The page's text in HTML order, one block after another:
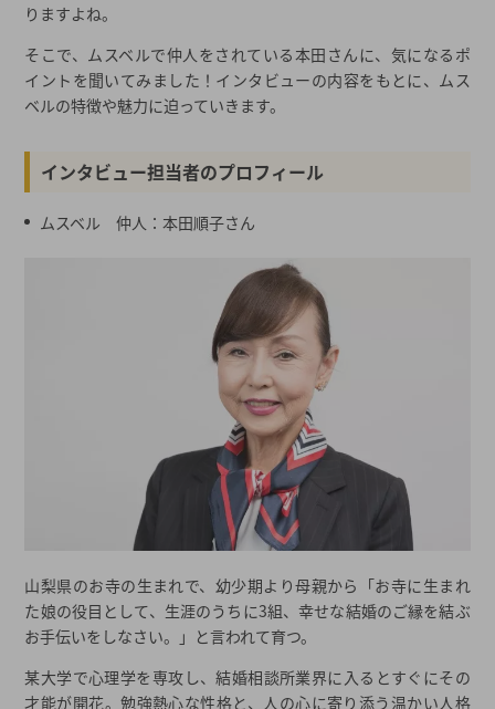
りますよね。
そこで、ムスベルで仲人をされている本田さんに、気になるポ
イントを聞いてみました！インタビューの内容をもとに、ムス
ベルの特徴や魅力に迫っていきます。
インタビュー担当者のプロフィール
ムスベル 仲人：本田順子さん
山梨県のお寺の生まれで、幼少期より母親から「お寺に生まれ
た娘の役目として、生涯のうちに3組、幸せな結婚のご縁を結ぶ
お手伝いをしなさい。」と言われて育つ。
某大学で心理学を専攻し、結婚相談所業界に入るとすぐにその
才能が開花。勉強熱心な性格と、人の心に寄り添う温かい人格